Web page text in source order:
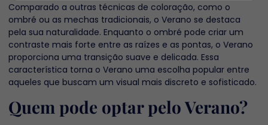
Comparado a outras técnicas de coloração, como o
ombré ou as mechas tradicionais, o Verano se destaca
pela sua naturalidade. Enquanto o ombré pode criar um
contraste mais forte entre as raízes e as pontas, o Verano
proporciona uma transição suave e delicada. Essa
característica torna o Verano uma escolha popular entre
aqueles que buscam um visual mais discreto e sofisticado.
Quem pode optar pelo Verano?